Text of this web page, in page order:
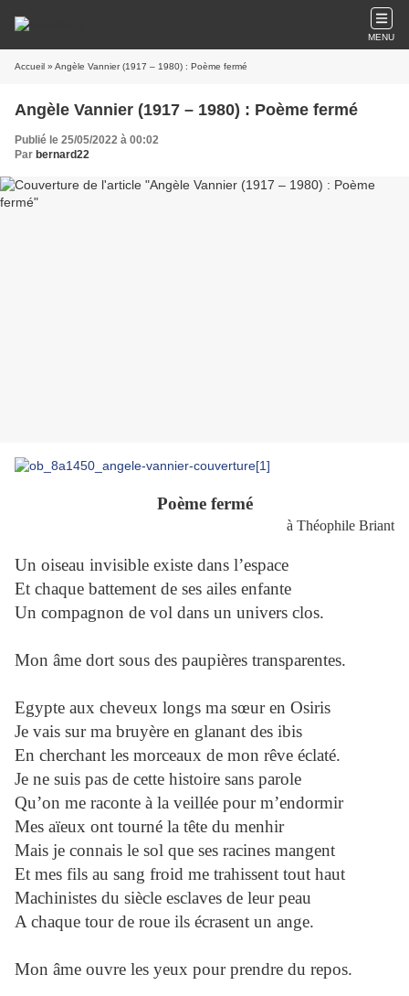
MENU
Accueil » Angèle Vannier (1917 – 1980) : Poème fermé
Angèle Vannier (1917 – 1980) : Poème fermé
Publié le 25/05/2022 à 00:02
Par bernard22
Poème fermé
à Théophile Briant
Un oiseau invisible existe dans l’espace
Et chaque battement de ses ailes enfante
Un compagnon de vol dans un univers clos.
Mon âme dort sous des paupières transparentes.
Egypte aux cheveux longs ma sœur en Osiris
Je vais sur ma bruyère en glanant des ibis
En cherchant les morceaux de mon rêve éclaté.
Je ne suis pas de cette histoire sans parole
Qu’on me raconte à la veillée pour m’endormir
Mes aïeux ont tourné la tête du menhir
Mais je connais le sol que ses racines mangent
Et mes fils au sang froid me trahissent tout haut
Machinistes du siècle esclaves de leur peau
A chaque tour de roue ils écrasent un ange.
Mon âme ouvre les yeux pour prendre du repos.